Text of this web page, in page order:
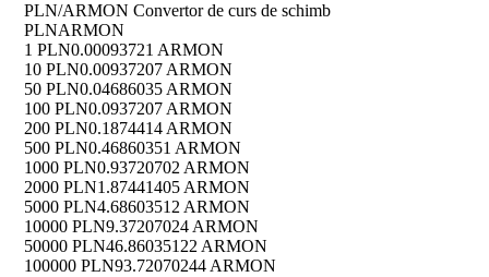
PLN/ARMON Convertor de curs de schimb
PLNARMON
1 PLN0.00093721 ARMON
10 PLN0.00937207 ARMON
50 PLN0.04686035 ARMON
100 PLN0.0937207 ARMON
200 PLN0.1874414 ARMON
500 PLN0.46860351 ARMON
1000 PLN0.93720702 ARMON
2000 PLN1.87441405 ARMON
5000 PLN4.68603512 ARMON
10000 PLN9.37207024 ARMON
50000 PLN46.86035122 ARMON
100000 PLN93.72070244 ARMON